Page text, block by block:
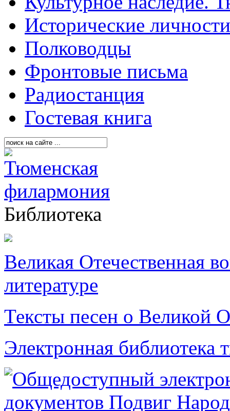
Исторические личности
Полководцы
Фронтовые письма
Радиостанция
Гостевая книга
Библиотека
Великая Отечественная
литературе
Тексты песен о Великой
Электронная библиотека